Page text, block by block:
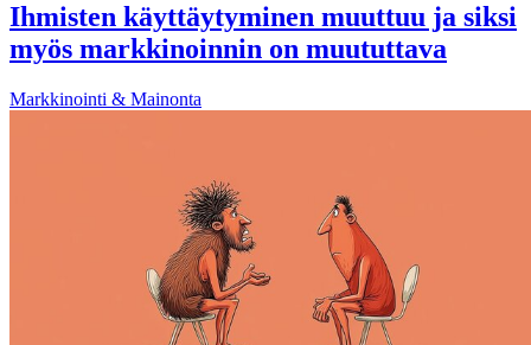
Ihmisten käyttäytyminen muuttuu ja siksi
myös markkinoinnin on muututtava
Markkinointi & Mainonta